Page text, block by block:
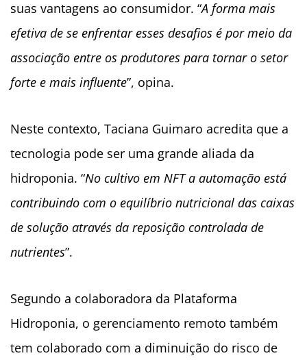
suas vantagens ao consumidor. “A forma mais
efetiva de se enfrentar esses desafios é por meio da
associação entre os produtores para tornar o setor
forte e mais influente”, opina.
Neste contexto, Taciana Guimaro acredita que a
tecnologia pode ser uma grande aliada da
hidroponia. “No cultivo em NFT a automação está
contribuindo com o equilíbrio nutricional das caixas
de solução através da reposição controlada de
nutrientes”.
Segundo a colaboradora da Plataforma
Hidroponia, o gerenciamento remoto também
tem colaborado com a diminuição do risco de